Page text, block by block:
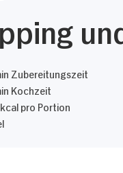
Zubereitungszeit
Kochzeit
pro Portion